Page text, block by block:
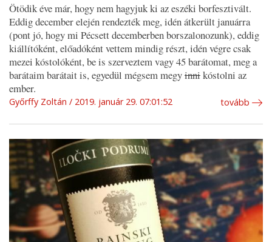
Ötödik éve már, hogy nem hagyjuk ki az eszéki borfesztivált.
Eddig december elején rendezték meg, idén átkerült januárra
(pont jó, hogy mi Pécsett decemberben borszalonozunk), eddig
kiállítóként, előadóként vettem mindig részt, idén végre csak
mezei kóstolóként, be is szerveztem vagy 45 barátomat, meg a
barátaim barátait is, egyedül mégsem megyinnikóstolni az
ember.
Győrffy Zoltán 2019. január 29. 07:01:52 tovább